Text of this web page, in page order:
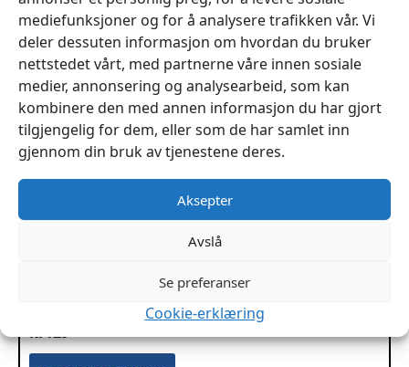
mediefunksjoner og for å analysere trafikken vår. Vi
deler dessuten informasjon om hvordan du bruker
nettstedet vårt, med partnerne våre innen sosiale
medier, annonsering og analysearbeid, som kan
kombinere den med annen informasjon du har gjort
tilgjengelig for dem, eller som de har samlet inn
gjennom din bruk av tjenestene deres.
Aksepter
Avslå
Se preferanser
Cookie-erklæring
Dobbelspiss nål 18″ 45cm C.S. Osborne
kr129